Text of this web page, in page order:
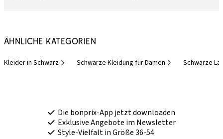
Ähnliche Kategorien
Kleider in Schwarz Schwarze Kleidung für Damen Schwarze
Die bonprix-App jetzt downloaden
Exklusive Angebote im Newsletter
Style-Vielfalt in Größe 36-54